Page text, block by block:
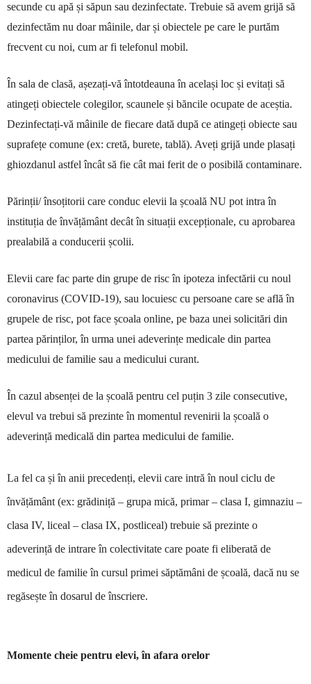
secunde cu apă și săpun sau dezinfectate. Trebuie să avem grijă să
dezinfectăm nu doar mâinile, dar și obiectele pe care le purtăm
frecvent cu noi, cum ar fi telefonul mobil.
În sala de clasă, așezați-vă întotdeauna în același loc și evitați să
atingeți obiectele colegilor, scaunele și băncile ocupate de aceștia.
Dezinfectați-vă mâinile de fiecare dată după ce atingeți obiecte sau
suprafețe comune (ex: cretă, burete, tablă). Aveți grijă unde plasați
ghiozdanul astfel încât să fie cât mai ferit de o posibilă contaminare.
Părinții/ însoțitorii care conduc elevii la școală NU pot intra în
instituția de învățământ decât în situații excepționale, cu aprobarea
prealabilă a conducerii școlii.
Elevii care fac parte din grupe de risc în ipoteza infectării cu noul
coronavirus (COVID-19), sau locuiesc cu persoane care se află în
grupele de risc, pot face școala online, pe baza unei solicitări din
partea părinților, în urma unei adeverințe medicale din partea
medicului de familie sau a medicului curant.
În cazul absenței de la școală pentru cel puțin 3 zile consecutive,
elevul va trebui să prezinte în momentul revenirii la școală o
adeverință medicală din partea medicului de familie.
La fel ca și în anii precedenți, elevii care intră în noul ciclu de
învățământ (ex: grădiniță – grupa mică, primar – clasa I, gimnaziu –
clasa IV, liceal – clasa IX, postliceal) trebuie să prezinte o
adeverință de intrare în colectivitate care poate fi eliberată de
medicul de familie în cursul primei săptămâni de școală, dacă nu se
regăsește în dosarul de înscriere.
Momente cheie pentru elevi, în afara orelor